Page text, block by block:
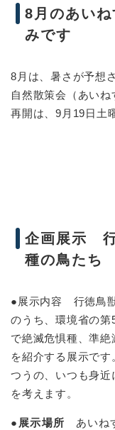
8月のあい
みです
8月は、暑さが予想
自然散策会（あいね
再開は、9月19日土
企画展示
種の鳥たち
●展示内容 行徳鳥
のうち、環境省の第
で絶滅危惧種、準
を紹介する展示で
つうの、いつも身
を考えます。
●展示場所 あいね